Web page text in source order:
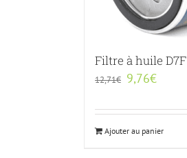
Filtre à huile D7F
12,71€ 9,76€
Ajouter au panier